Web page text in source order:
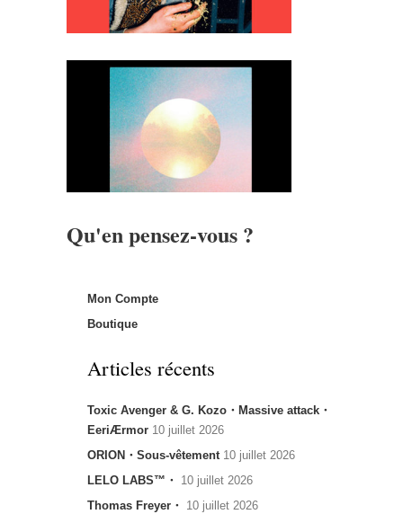
Qu'en pensez-vous ?
Mon Compte
Boutique
Articles récents
Toxic Avenger & G. Kozo・Massive attack・
EeriÆrmor 10 juillet 2026
ORION・Sous-vêtement 10 juillet 2026
LELO LABS™・ 10 juillet 2026
Thomas Freyer・ 10 juillet 2026